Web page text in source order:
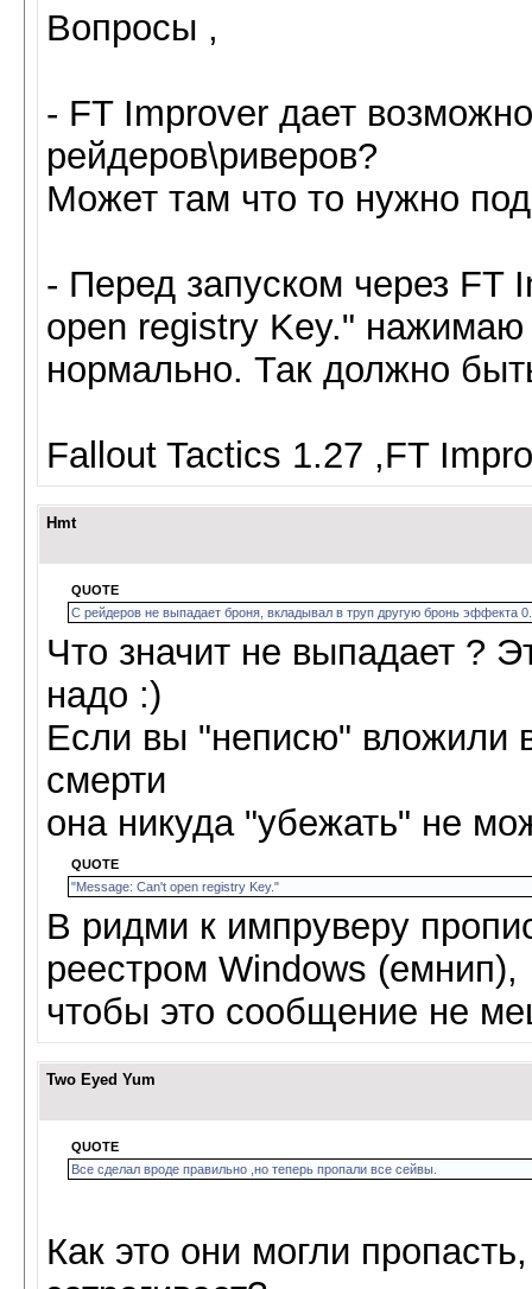
Вопросы ,
- FT Improver дает
рейдеров\риверов?
Может там что то нужно
- Перед запуском через FT
open registry Key."
нормально. Так должно
Fallout Tactics 1.27 ,FT
Hmt
QUOTE
С рейдеров не выпадает броня, вкладывал в труп другую бронь эффекта 0.
Что значит не выпадает ?
надо :)
Если вы "неписю" вложили
смерти
она никуда "убежать" не
QUOTE
"Message: Can't open registry Key."
В ридми к импруверу
реестром Windows (емнип),
чтобы это сообщение не
Two Eyed Yum
QUOTE
Все сделал вроде правильно ,но теперь пропали все сейвы.
Как это они могли